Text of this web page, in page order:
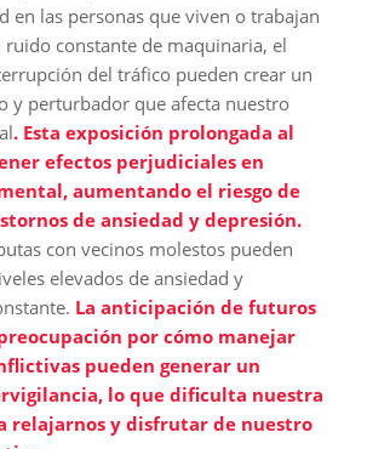
en las personas que viven o trabajan
ruido constante de maquinaria, el
del tráfico pueden crear un
y perturbador que afecta nuestro
. Esta exposición prolongada al
efectos perjudiciales en
aumentando el riesgo de
de ansiedad y depresión.
con vecinos molestos pueden
elevados de ansiedad y
La anticipación de futuros
por cómo manejar
pueden generar un
lo que dificulta nuestra
relajarnos y disfrutar de nuestro